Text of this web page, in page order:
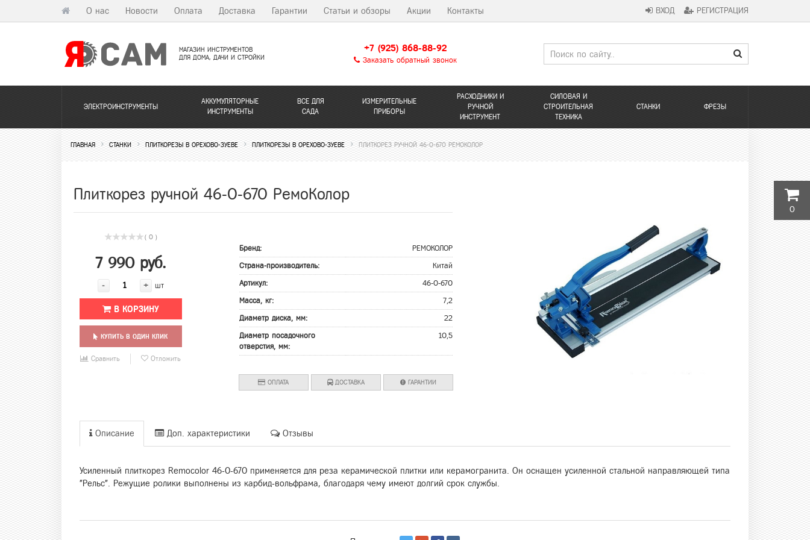
О нас Новости Оплата Доставка Гарантии Статьи и обзоры Акции Контакты ВХОД РЕГИСТРАЦИЯ
МАГАЗИН ИНСТРУМЕНТОВ
ДЛЯ ДОМА, ДАЧИ И СТРОЙКИ
+7 (925) 868-88-92
Заказать обратный звонок
ЭЛЕКТРОИНСТРУМЕНТЫ
АККУМУЛЯТОРНЫЕ
ИНСТРУМЕНТЫ
ВСЕ ДЛЯ
САДА
ИЗМЕРИТЕЛЬНЫЕ
ПРИБОРЫ
РАСХОДНИКИ И
РУЧНОЙ
ИНСТРУМЕНТ
СИЛОВАЯ И
СТРОИТЕЛЬНАЯ
ТЕХНИКА
СТАНКИ ФРЕЗЫ
ГЛАВНАЯ СТАНКИ ПЛИТКОРЕЗЫ В ОРЕХОВО-ЗУЕВЕ ПЛИТКОРЕЗЫ В ОРЕХОВО-ЗУЕВЕ ПЛИТКОРЕЗ РУЧНОЙ 46-0-670 РЕМОКОЛОР
Плиткорез ручной 46-0-670 РемоКолор
( 0 )
7 990 руб.
- + шт
В КОРЗИНУ
КУПИТЬ В ОДИН КЛИК
Сравнить Отложить
Бренд: РЕМОКОЛОР
Страна-производитель: Китай
Артикул: 46-0-670
Масса, кг: 7,2
Диаметр диска, мм: 22
Диаметр посадочного
отверстия, мм:
10,5
ОПЛАТА ДОСТАВКА ГАРАНТИИ
Описание Доп. характеристики Отзывы
Усиленный плиткорез Remocolor 46-0-670 применяется для реза керамической плитки или керамогранита. Он оснащен усиленной стальной направляющей типа
"Рельс". Режущие ролики выполнены из карбид-вольфрама, благодаря чему имеют долгий срок службы.
0